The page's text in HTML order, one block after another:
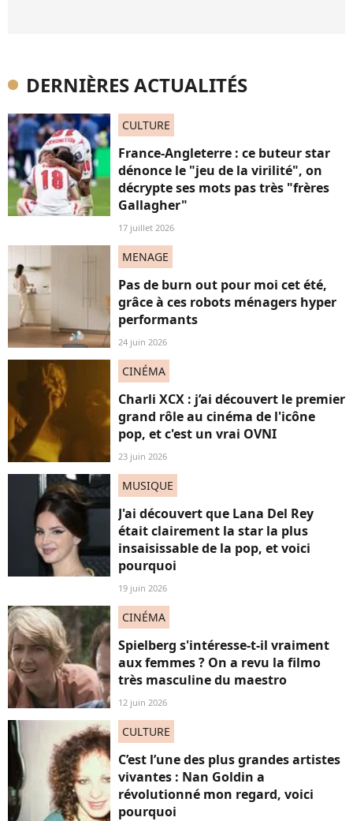
DERNIÈRES ACTUALITÉS
CULTURE
France-Angleterre : ce buteur star
dénonce le "jeu de la virilité", on
décrypte ses mots pas très "frères
Gallagher"
17 juillet 2026
MENAGE
Pas de burn out pour moi cet été,
grâce à ces robots ménagers hyper
performants
24 juin 2026
CINÉMA
Charli XCX : j’ai découvert le premier
grand rôle au cinéma de l'icône
pop, et c'est un vrai OVNI
23 juin 2026
MUSIQUE
J'ai découvert que Lana Del Rey
était clairement la star la plus
insaisissable de la pop, et voici
pourquoi
19 juin 2026
CINÉMA
Spielberg s'intéresse-t-il vraiment
aux femmes ? On a revu la filmo
très masculine du maestro
12 juin 2026
CULTURE
C’est l’une des plus grandes artistes
vivantes : Nan Goldin a
révolutionné mon regard, voici
pourquoi